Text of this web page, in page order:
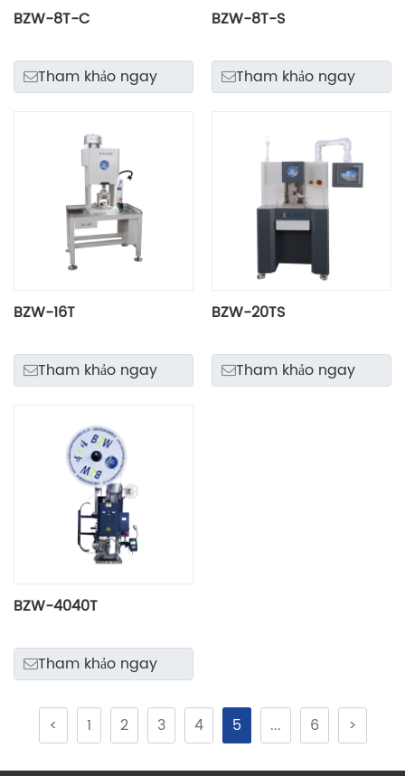
BZW-8T-C
Tham khảo ngay
BZW-8T-S
Tham khảo ngay
BZW-16T
Tham khảo ngay
BZW-20TS
Tham khảo ngay
BZW-4040T
Tham khảo ngay
< 1 2 3 4 5 ... 6 >